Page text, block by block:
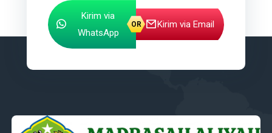
Kirim via
WhatsApp
Kirim via Email